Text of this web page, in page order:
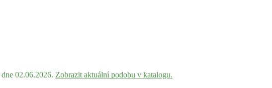
02.06.2026. Zobrazit aktuální podobu v katalogu.